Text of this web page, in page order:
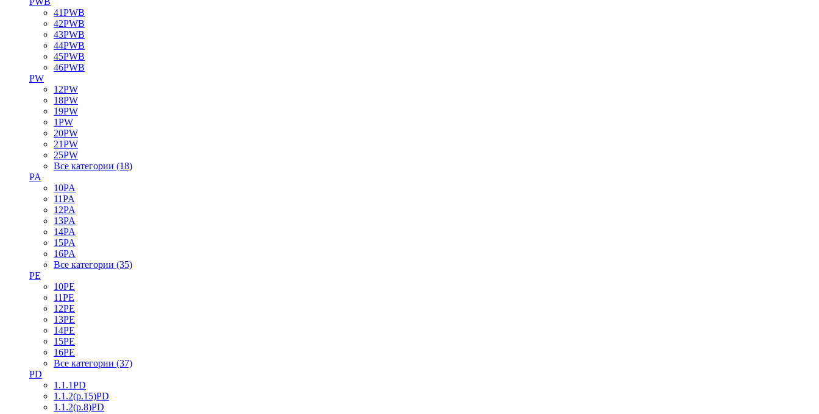
41PWB
42PWB
43PWB
44PWB
45PWB
46PWB
PW
12PW
18PW
19PW
1PW
20PW
21PW
25PW
Все категории (18)
PA
10PA
11PA
12PA
13PA
14PA
15PA
16PA
Все категории (35)
PE
10PE
11PE
12PE
13PE
14PE
15PE
16PE
Все категории (37)
PD
1.1.1PD
1.1.2(р.15)PD
1.1.2(р.8)PD